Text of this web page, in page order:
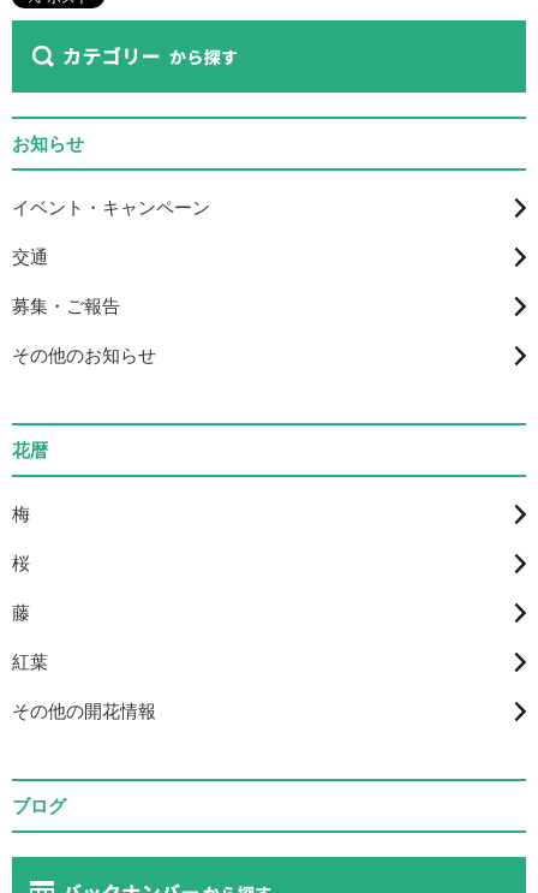
お知らせ
イベント・キャンペーン
交通
募集・ご報告
その他のお知らせ
花暦
梅
桜
藤
紅葉
その他の開花情報
ブログ